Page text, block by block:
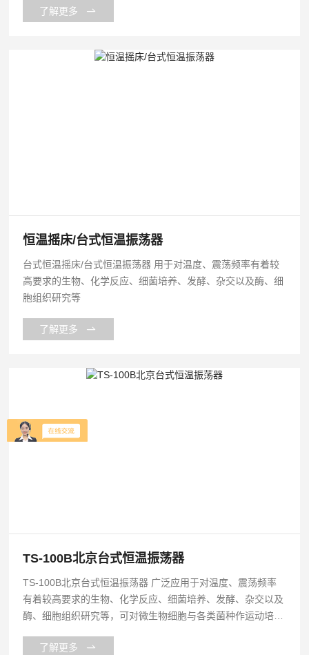
等研究、应用领域有着广泛而重要的应用。
了解更多
恒温摇床/台式恒温振荡器
台式恒温摇床/台式恒温振荡器 用于对温度、震荡频率有着较
高要求的生物、化学反应、细菌培养、发酵、杂交以及酶、细
胞组织研究等
了解更多
TS-100B北京台式恒温振荡器
TS-100B北京台式恒温振荡器 广泛应用于对温度、震荡频率
有着较高要求的生物、化学反应、细菌培养、发酵、杂交以及
酶、细胞组织研究等，可对微生物细胞与各类菌种作运动培养
研究、应用领域有着广泛而重要的应用。
了解更多